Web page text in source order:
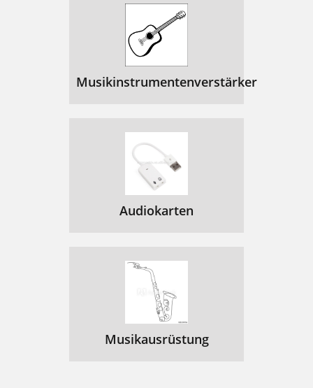
Musikinstrumentenverstärker
Audiokarten
Musikausrüstung